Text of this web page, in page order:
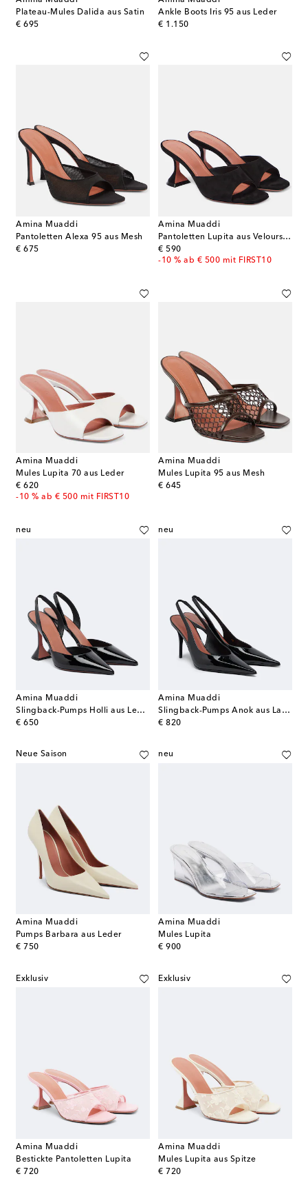
Plateau-Mules Dalida aus Satin
€ 695
original price
Ankle Boots Iris 95 aus Leder
€ 1.150
original price
Amina Muaddi
Pantoletten Alexa 95 aus Mesh
€ 675
original price
Amina Muaddi
Pantoletten Lupita aus Veloursleder
€ 590
original price
-10 % ab € 500 mit FIRST10
Amina Muaddi
Mules Lupita 70 aus Leder
€ 620
original price
-10 % ab € 500 mit FIRST10
Amina Muaddi
Mules Lupita 95 aus Mesh
€ 645
original price
neu
Amina Muaddi
Slingback-Pumps Holli aus Leder
€ 650
original price
neu
Amina Muaddi
Slingback-Pumps Anok aus Lackleder
€ 820
original price
Neue Saison
Amina Muaddi
Pumps Barbara aus Leder
€ 750
original price
neu
Amina Muaddi
Mules Lupita
€ 900
original price
Exklusiv
Amina Muaddi
Bestickte Pantoletten Lupita
€ 720
original price
Exklusiv
Amina Muaddi
Mules Lupita aus Spitze
€ 720
original price